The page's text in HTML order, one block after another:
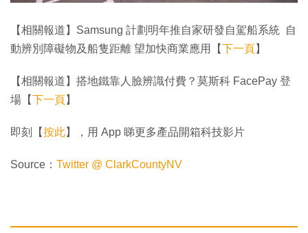
【相關報道】Samsung 計劃明年推自家研發自駕船系統 自
動辨別障礙物及船隻距離 望加快商業應用【下一頁】
【相關報道】搭地鐵靠人臉辨識付費？莫斯科 FacePay 登
場【下一頁】
即刻【按此】，用 App 睇更多產品開箱科技影片
Source： Twitter @ ClarkCountyNV